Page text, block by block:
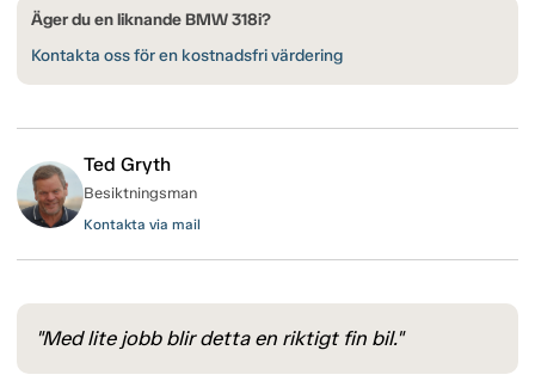
Äger du en liknande BMW 318i?
Kontakta oss för en kostnadsfri värdering
Ted Gryth
Besiktningsman
Kontakta via mail
"Med lite jobb blir detta en riktigt fin bil."